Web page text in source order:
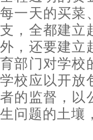
每一天的买菜
支，全都建立
外，还要建立
育部门对学校
学校应以开放
者的监督，以
生问题的土壤